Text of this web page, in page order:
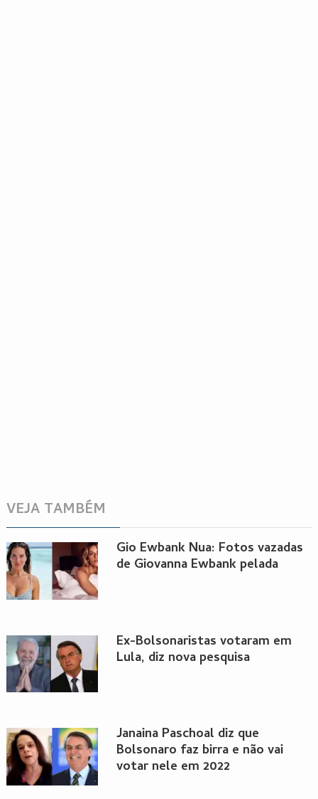
VEJA TAMBÉM
Gio Ewbank Nua: Fotos vazadas
de Giovanna Ewbank pelada
Ex-Bolsonaristas votaram em
Lula, diz nova pesquisa
Janaina Paschoal diz que
Bolsonaro faz birra e não vai
votar nele em 2022